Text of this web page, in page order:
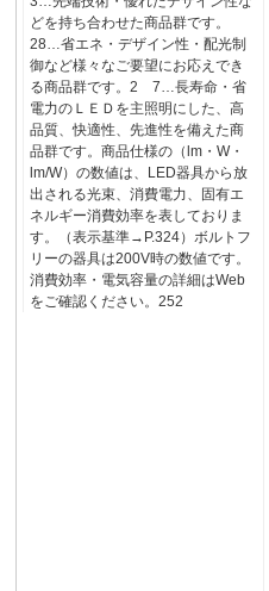
どを持ち合わせた商品群です。
28…省エネ・デザイン性・配光制
御など様々なご要望にお応えでき
る商品群です。2 7…長寿命・省
電力のＬＥＤを主照明にした、高
品質、快適性、先進性を備えた商
品群です。商品仕様の（lm・W・
lm/W）の数値は、LED器具から放
出される光束、消費電力、固有エ
ネルギー消費効率を表しておりま
す。（表示基準→P.324）ボルトフ
リーの器具は200V時の数値です。
消費効率・電気容量の詳細はWeb
をご確認ください。252